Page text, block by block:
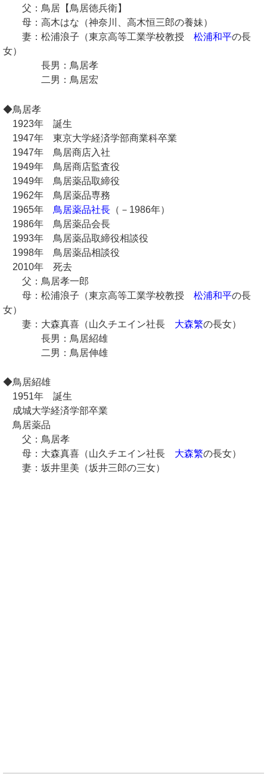
父：鳥居【鳥居徳兵衛】
母：高木はな（神奈川、高木恒三郎の養妹）
妻：松浦浪子（東京高等工業学校教授 松浦和平の長
女）
長男：鳥居孝
二男：鳥居宏
◆鳥居孝
1923年 誕生
1947年 東京大学経済学部商業科卒業
1947年 鳥居商店入社
1949年 鳥居商店監査役
1949年 鳥居薬品取締役
1962年 鳥居薬品専務
1965年 鳥居薬品社長（－1986年）
1986年 鳥居薬品会長
1993年 鳥居薬品取締役相談役
1998年 鳥居薬品相談役
2010年 死去
父：鳥居孝一郎
母：松浦浪子（東京高等工業学校教授 松浦和平の長
女）
妻：大森真喜（山久チエイン社長 大森繁の長女）
長男：鳥居紹雄
二男：鳥居伸雄
◆鳥居紹雄
1951年 誕生
成城大学経済学部卒業
鳥居薬品
父：鳥居孝
母：大森真喜（山久チエイン社長 大森繁の長女）
妻：坂井里美（坂井三郎の三女）